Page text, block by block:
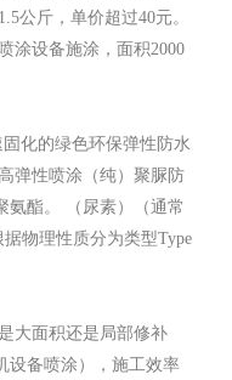
公斤，单价超过40元。
涂设备施涂，面积2000
化的绿色环保弹性防水
弹性喷涂（纯）聚脲防
氨酯。 （尿素）（通常
物理性质分为类型Type
面积还是局部修补
设备喷涂），施工效率